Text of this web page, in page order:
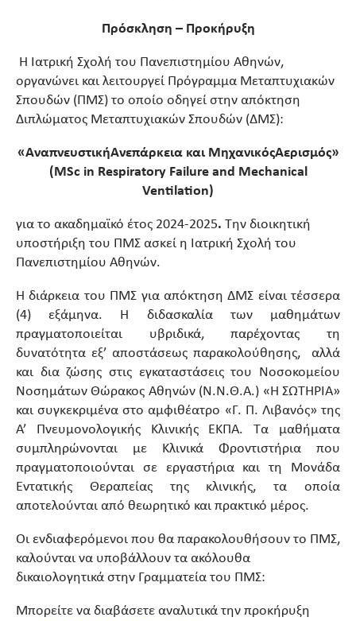
Πρόσκληση – Προκήρυξη
Η Ιατρική Σχολή του Πανεπιστημίου Αθηνών,
οργανώνει και λειτουργεί Πρόγραμμα Μεταπτυχιακών
Σπουδών (ΠΜΣ) το οποίο οδηγεί στην απόκτηση
Διπλώματος Μεταπτυχιακών Σπουδών (ΔΜΣ):
«ΑναπνευστικήΑνεπάρκειακαι ΜηχανικόςΑερισμός»
(MSc in Respiratory Failure and Mechanical
Ventilation)
για το ακαδημαϊκό έτος 2024-2025. Την διοικητική
υποστήριξη του ΠΜΣ ασκεί η Ιατρική Σχολή του
Πανεπιστημίου Αθηνών.
Η διάρκεια του ΠΜΣ για απόκτηση ΔΜΣ είναι τέσσερα
(4) εξάμηνα. Η διδασκαλία των μαθημάτων
πραγματοποιείται υβριδικά, παρέχοντας τη
δυνατότητα εξ’ αποστάσεως παρακολούθησης, αλλά
και δια ζώσης στις εγκαταστάσεις του Νοσοκομείου
Νοσημάτων Θώρακος Αθηνών (Ν.Ν.Θ.Α.) «Η ΣΩΤΗΡΙΑ»
και συγκεκριμένα στο αμφιθέατρο «Γ. Π. Λιβανός» της
Α’ Πνευμονολογικής Κλινικής ΕΚΠΑ. Τα μαθήματα
συμπληρώνονται με Κλινικά Φροντιστήρια που
πραγματοποιούνται σε εργαστήρια και τη Μονάδα
Εντατικής Θεραπείας της κλινικής, τα οποία
αποτελούνται από θεωρητικό και πρακτικό μέρος.
Οι ενδιαφερόμενοι που θα παρακολουθήσουν το ΠΜΣ,
καλούνται να υποβάλλουν τα ακόλουθα
δικαιολογητικά στην Γραμματεία του ΠΜΣ:
Μπορείτε να διαβάσετε αναλυτικά την προκήρυξη